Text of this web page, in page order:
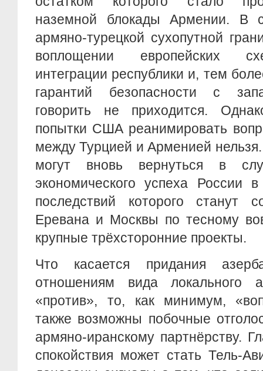
наземной блокады Армении. В
армяно-турецкой сухопутной
воплощении европейских
интеграции республики и, тем
гарантий безопасности с
говорить не приходится.
попытки США реанимировать
между Турцией и Арменией
могут вновь вернуться в
экономического успеха России
последствий которого станут
Еревана и Москвы по тесному
крупные трёхсторонние проекты.
Что касается придания
отношениям вида
«против», то, как минимум,
также возможны побочные
армяно-иранскому партнёрству.
спокойствия может стать Тель-